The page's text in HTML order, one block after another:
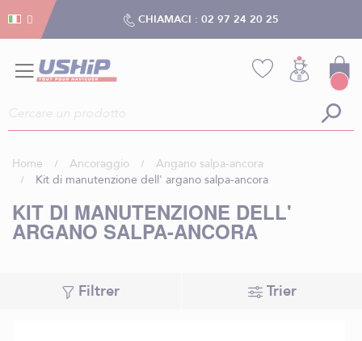
CHIAMACI : 02 97 24 20 25
Home Ancoraggio
Angano salpa-ancora
Kit di manutenzione dell' argano salpa-ancora
KIT DI MANUTENZIONE DELL'
ARGANO SALPA-ANCORA
Filtrer Trier
Gestion dei cookies
Gestion dei cookies